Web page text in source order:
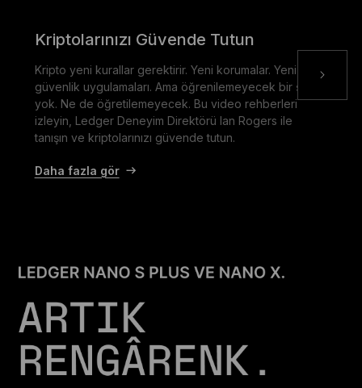
Kriptolarınızı Güvende Tutun
Kripto yeni kurallar gerektirir. Yeni korumalar. Yeni
güvenlik uygulamaları. Ama öğrenilemeyecek bir şey
yok. Ne de öğretilemeyecek. Bu video rehberleri
izleyin, Ledger Deneyim Direktörü Ian Rogers ile
tanışın ve kriptolarınızı güvende tutun.
Daha fazla gör